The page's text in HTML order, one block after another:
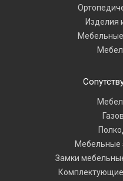
Изделия
Мебельные
Замки